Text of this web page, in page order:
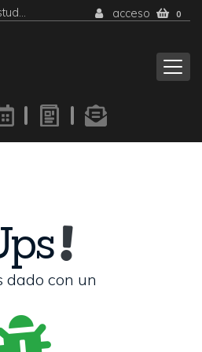
fundacion@centrodeestudiosandaluces.es acceso 0
dado con un